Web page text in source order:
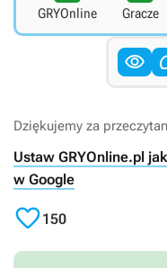
GRYOnline Gracze

Dziękujemy za
Ustaw GRYOnline.pl
w Google
150